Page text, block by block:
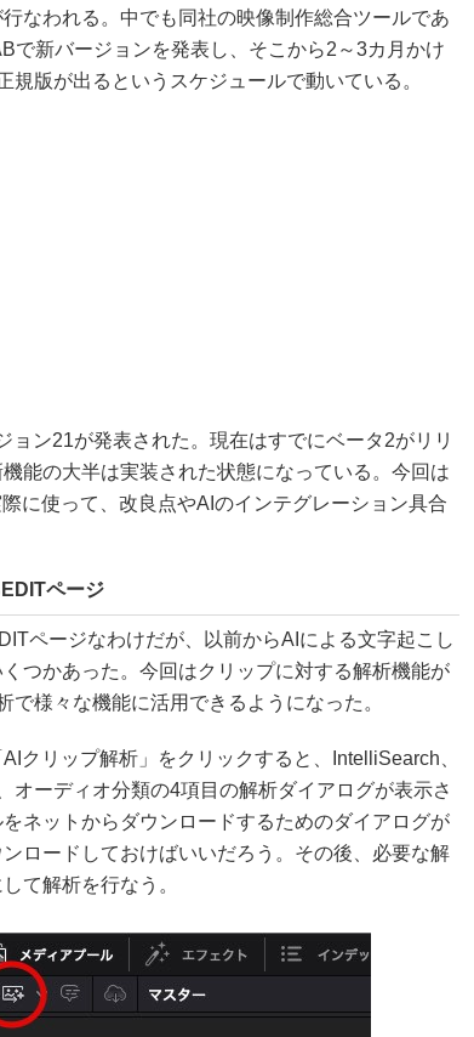
なわれる。中でも同社の映像制作総合ツールであ
で新バージョンを発表し、そこから2～3カ月かけ
規版が出るというスケジュールで動いている。
ン21が発表された。現在はすでにベータ2がリリ
能の大半は実装された状態になっている。今回は
に使って、改良点やAIのインテグレーション具合
ページ
ページなわけだが、以前からAIによる文字起こし
つかあった。今回はクリップに対する解析機能が
で様々な機能に活用できるようになった。
クリップ解析」をクリックすると、IntelliSearch、
オーディオ分類の4項目の解析ダイアログが表示さ
ネットからダウンロードするためのダイアログが
ロードしておけばいいだろう。その後、必要な解
て解析を行なう。